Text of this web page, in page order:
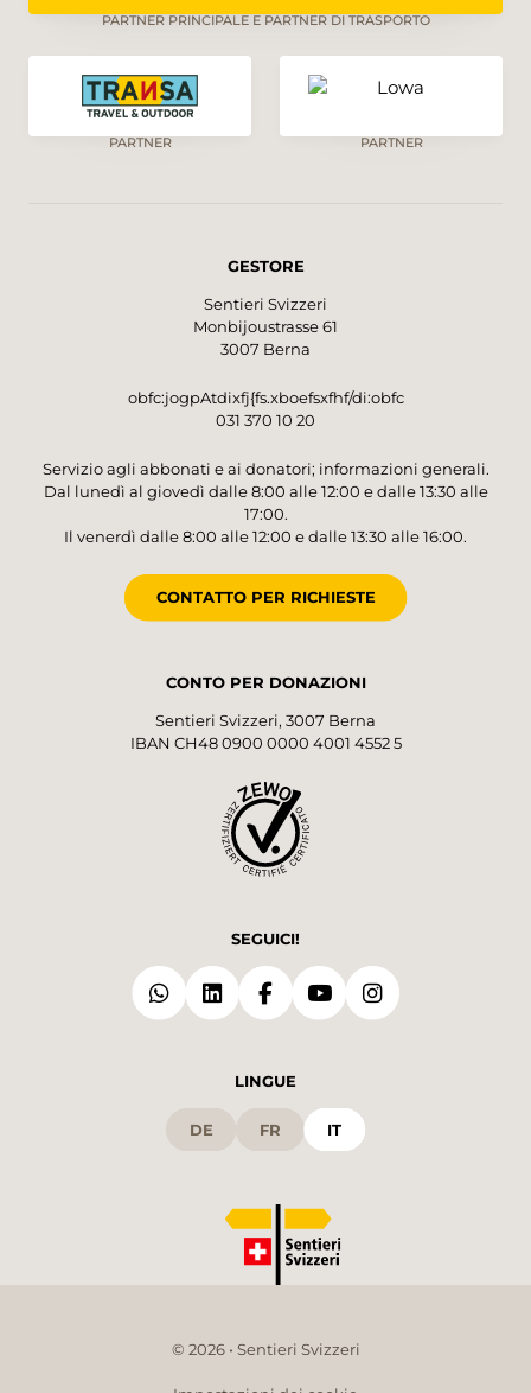
PARTNER PRINCIPALE E PARTNER DI TRASPORTO
PARTNER PARTNER
GESTORE
Sentieri Svizzeri
Monbijoustrasse 61
3007 Berna
obfc:jogpAtdixfj{fs.xboefsxfhf/di:obfc
031 370 10 20
Servizio agli abbonati e ai donatori; informazioni generali.
Dal lunedì al giovedì dalle 8:00 alle 12:00 e dalle 13:30 alle
17:00.
Il venerdì dalle 8:00 alle 12:00 e dalle 13:30 alle 16:00.
CONTATTO PER RICHIESTE
CONTO PER DONAZIONI
Sentieri Svizzeri, 3007 Berna
IBAN CH48 0900 0000 4001 4552 5
SEGUICI!
LINGUE
DE FR IT
© 2026 • Sentieri Svizzeri